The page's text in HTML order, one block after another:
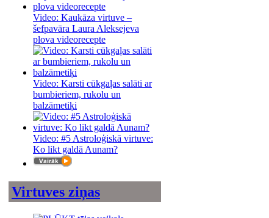
Video: Kaukāza virtuve –
šefpavāra Laura Aleksejeva
plova videorecepte
Video: Karsti cūkgaļas salāti ar
bumbieriem, rukolu un
balzāmetiķi
Video: #5 Astroloģiskā virtuve:
Ko likt galdā Aunam?
Virtuves ziņas